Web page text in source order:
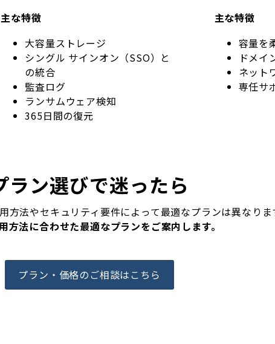
主な特徴
大容量ストレージ
シングル サインオン（SSO）と
の統合
監査ログ
ランサムウェア検知
365日間の復元
主な特徴
容量を
ドメイ
ネット
専任サ
ラン選びで迷ったら
方法やセキュリティ要件によって最適なプランは異なりま
方法に合わせた最適なプランをご案内します。
プラン・価格のご相談はこちら